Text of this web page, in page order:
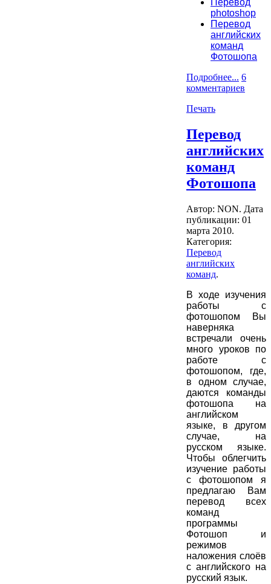
Перевод
photoshop
Перевод
английских
команд
Фотошопа
Подробнее... 6
комментариев
Печать
Перевод
английских
команд
Фотошопа
Автор: NON. Дата
публикации: 01
марта 2010.
Категория:
Перевод
английских
команд.
В ходе изучения
работы с
фотошопом Вы
наверняка
встречали очень
много уроков по
работе с
фотошопом, где,
в одном случае,
даются команды
фотошопа на
английском
языке, в другом
случае, на
русском языке.
Чтобы облегчить
изучение работы
с фотошопом я
предлагаю Вам
перевод всех
команд
программы
Фотошоп и
режимов
наложения слоёв
с английского на
русский язык.